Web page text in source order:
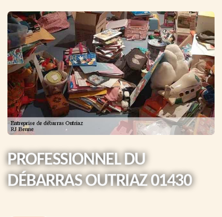
PROFESSIONNEL DU
DÉBARRAS OUTRIAZ 01430